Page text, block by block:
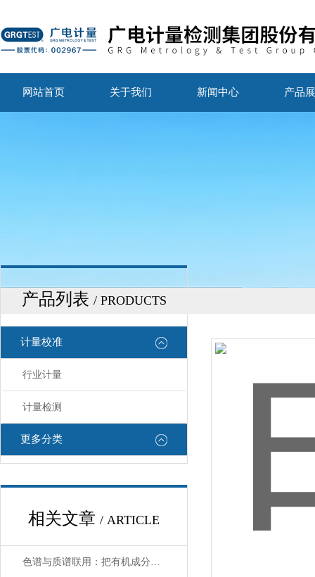
网站首页 关于我们 新闻中心 产品
产品列表 / PRODUCTS
计量校准
行业计量
计量检测
更多分类
相关文章 / ARTICLE
色谱与质谱联用：把有机成分拆解得明明白白